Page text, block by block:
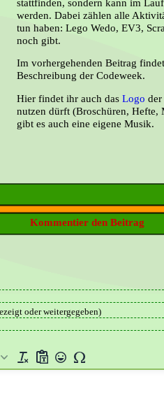
werden. Dabei zählen alle
tun haben: Lego Wedo, EV3,
noch gibt.
Im vorhergehenden Beitrag
Beschreibung der Codeweek.
Hier findet ihr auch das Logo
nutzen dürft (Broschüren, Hefte,
gibt es auch eine eigene Musik.
Kommentier den Beitrag
oder weitergegeben)